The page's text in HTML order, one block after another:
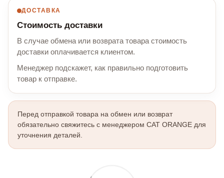
ДОСТАВКА
Стоимость доставки
В случае обмена или возврата товара стоимость
доставки оплачивается клиентом.
Менеджер подскажет, как правильно подготовить
товар к отправке.
Перед отправкой товара на обмен или возврат
обязательно свяжитесь с менеджером CAT ORANGE для
уточнения деталей.